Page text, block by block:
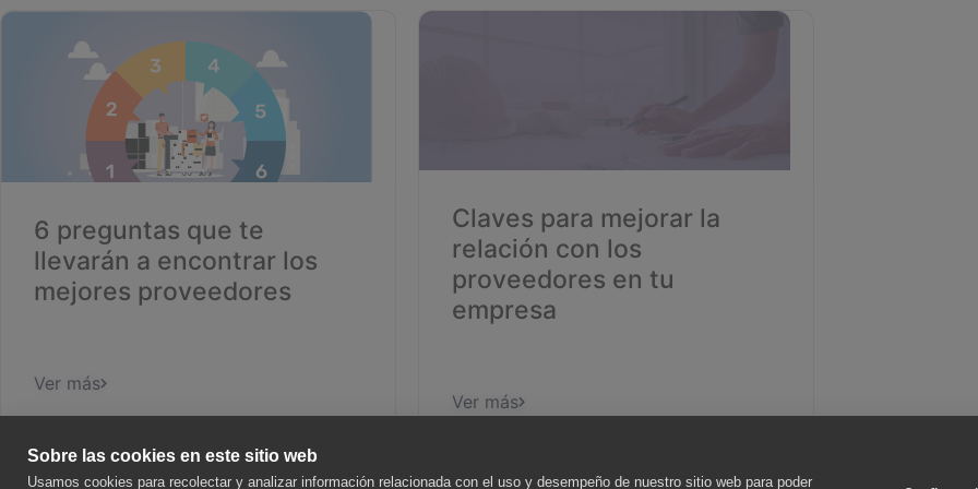
6 preguntas que te
llevarán a encontrar los
mejores proveedores
Ver más
Claves para mejorar la
relación con los
proveedores en tu
empresa
Ver más
Sobre las cookies en este sitio web
Usamos cookies para recolectar y analizar información relacionada con el uso y desempeño de nuestro sitio web para poder